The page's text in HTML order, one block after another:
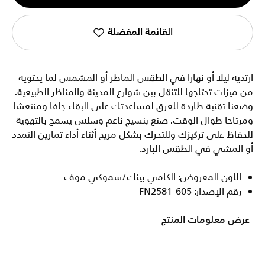
1
القائمة المفضلة
ارتديه ليلا أو نهارا في الطقس الماطر أو المشمس لما يحتويه
من ميزات تحتاجها للتنقل بين شوارع المدينة والمناظر الطبيعية.
وضعنا تقنية طاردة للعرق لمساعدتك على البقاء جافا ومنتعشا
ومرتاحا طوال الوقت. صنع بنسيج ناعم وسلس يسمح بالتهوية
للحفاظ على تركيزك وللتحرك بشكل مريح أثناء أداء تمارين التمدد
أو المشي في الطقس البارد.
اللون المعروض: الكامي بينك/سموكي موف
رقم الإصدار: FN2581-605
عرض معلومات المنتج